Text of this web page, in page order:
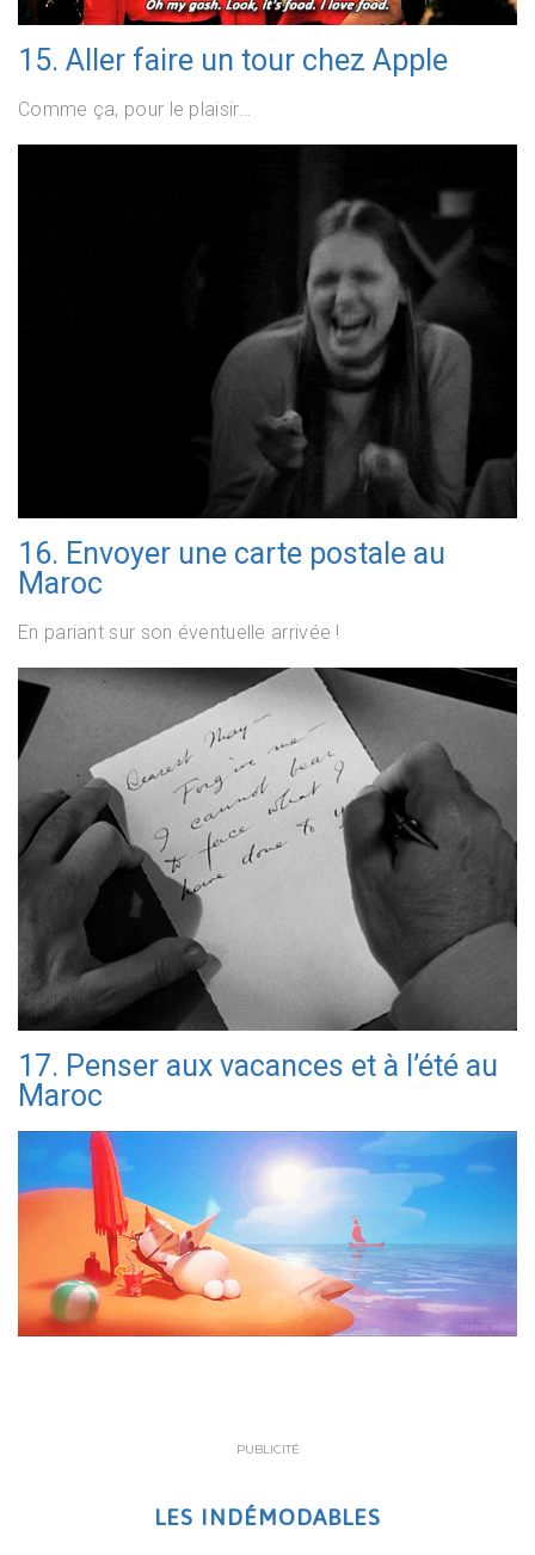
15. Aller faire un tour chez Apple
Comme ça, pour le plaisir…
16. Envoyer une carte postale au
Maroc
En pariant sur son éventuelle arrivée !
17. Penser aux vacances et à l’été au
Maroc
PUBLICITÉ
LES INDÉMODABLES